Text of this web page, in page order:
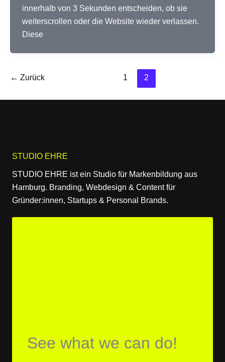
innerhalb von 3 Sekunden entscheiden, ob sie
weiterscrollen oder die Website wieder verlassen.
Diese
← Zurück 1 2
STUDIO EHRE
STUDIO EHRE ist ein Studio für Markenbildung aus
Hamburg. Branding, Webdesign & Content für
Gründer:innen, Startups & Personal Brands.
See what we can do!